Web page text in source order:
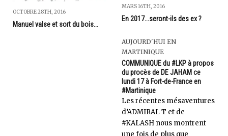
OCTOBRE 28TH, 2016
Manuel valse et sort du bois...
MARS 16TH, 2016
En 2017...seront-ils des ex ?
AUJOURD'HUI EN
MARTINIQUE
COMMUNIQUE du #LKP à propos
du procès de DE JAHAM ce
lundi 17 à Fort-de-France en
#Martinique
Les récentes mésaventures
d’ADMIRAL T et de
#KALASH nous montrent